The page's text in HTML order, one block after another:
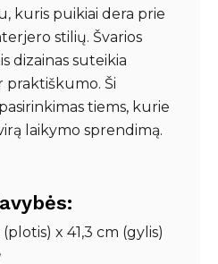
kuris puikiai dera prie
stilių. Švarios
dizainas suteikia
praktiškumo. Ši
tiems, kurie
laikymo sprendimą.
x 41,3 cm (gylis)